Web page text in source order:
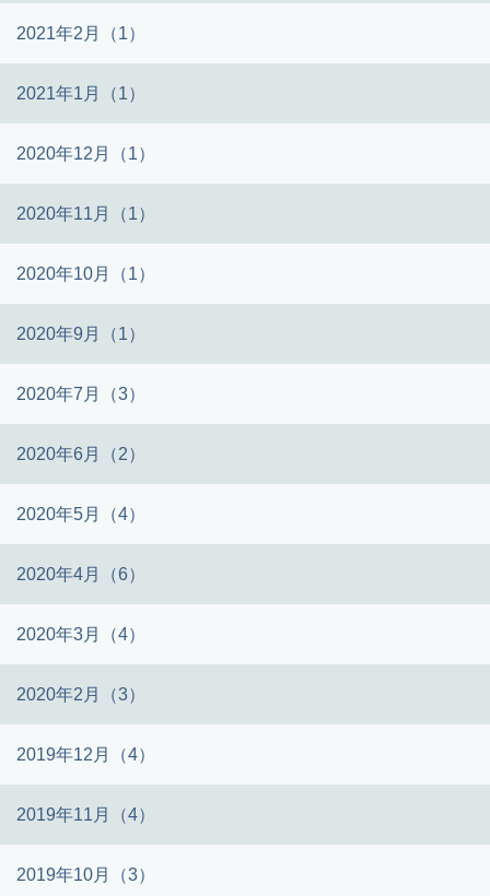
2021年2月（1）
2021年1月（1）
2020年12月（1）
2020年11月（1）
2020年10月（1）
2020年9月（1）
2020年7月（3）
2020年6月（2）
2020年5月（4）
2020年4月（6）
2020年3月（4）
2020年2月（3）
2019年12月（4）
2019年11月（4）
2019年10月（3）